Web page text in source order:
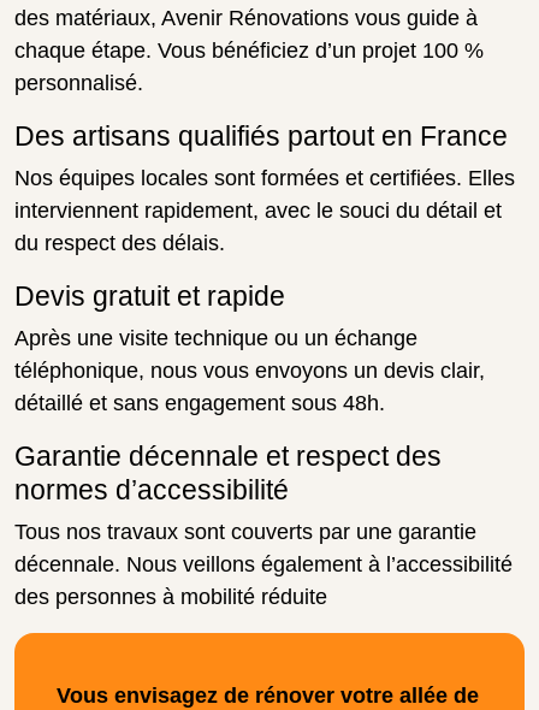
des matériaux, Avenir Rénovations vous guide à
chaque étape. Vous bénéficiez d’un projet 100 %
personnalisé.
Des artisans qualifiés partout en France
Nos équipes locales sont formées et certifiées. Elles
interviennent rapidement, avec le souci du détail et
du respect des délais.
Devis gratuit et rapide
Après une visite technique ou un échange
téléphonique, nous vous envoyons un devis clair,
détaillé et sans engagement sous 48h.
Garantie décennale et respect des
normes d’accessibilité
Tous nos travaux sont couverts par une garantie
décennale. Nous veillons également à l’accessibilité
des personnes à mobilité réduite
Vous envisagez de rénover votre allée de